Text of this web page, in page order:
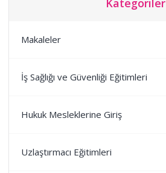
Kategoriler
Makaleler
İş Sağlığı ve Güvenliği Eğitimleri
Hukuk Mesleklerine Giriş
Uzlaştırmacı Eğitimleri